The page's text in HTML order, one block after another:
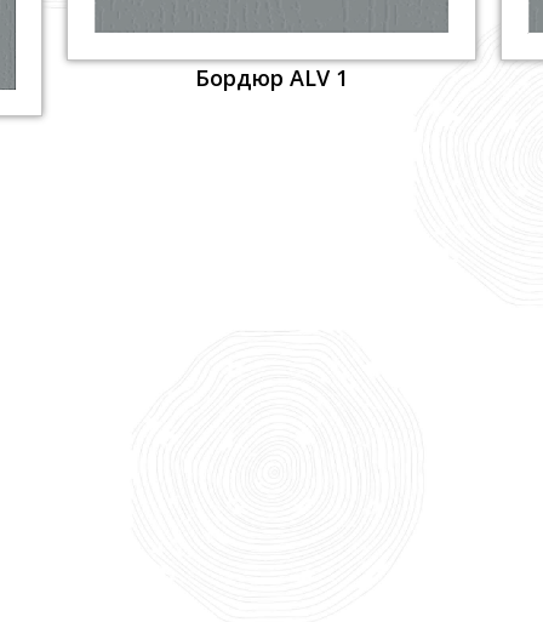
Бордюр ALV 1